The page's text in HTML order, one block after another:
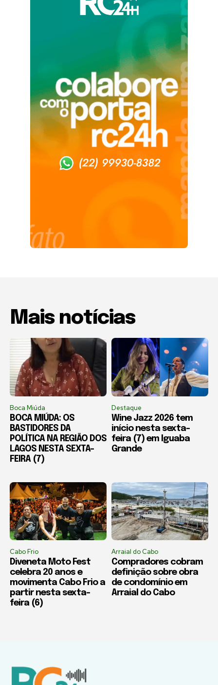
Mais notícias
Boca Miúda
BOCA MIÚDA: OS
BASTIDORES DA
POLÍTICA NA REGIÃO DOS
LAGOS NESTA SEXTA-
FEIRA (7)
Destaque
Wine Jazz 2026 tem
início nesta sexta-
feira (7) em Iguaba
Grande
Cabo Frio
Diveneta Moto Fest
celebra 20 anos e
movimenta Cabo Frio a
partir nesta sexta-
feira (6)
Arraial do Cabo
Compradores cobram
definição sobre obra
de condomínio em
Arraial do Cabo